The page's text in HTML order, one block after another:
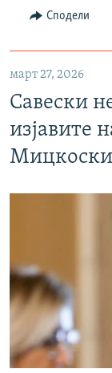
Сподели
март 27, 2026
Савески
изјавите
Мицкоски